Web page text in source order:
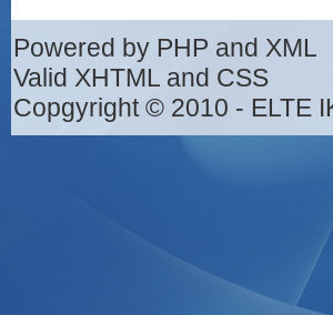
Powered by PHP and XML
Valid XHTML and CSS
Copgyright © 2010 - ELTE